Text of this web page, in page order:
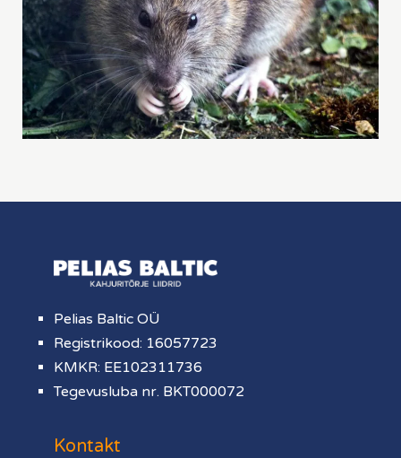
Pelias Baltic OÜ
Registrikood: 16057723
KMKR: EE102311736
Tegevusluba nr. BKT000072
Kontakt